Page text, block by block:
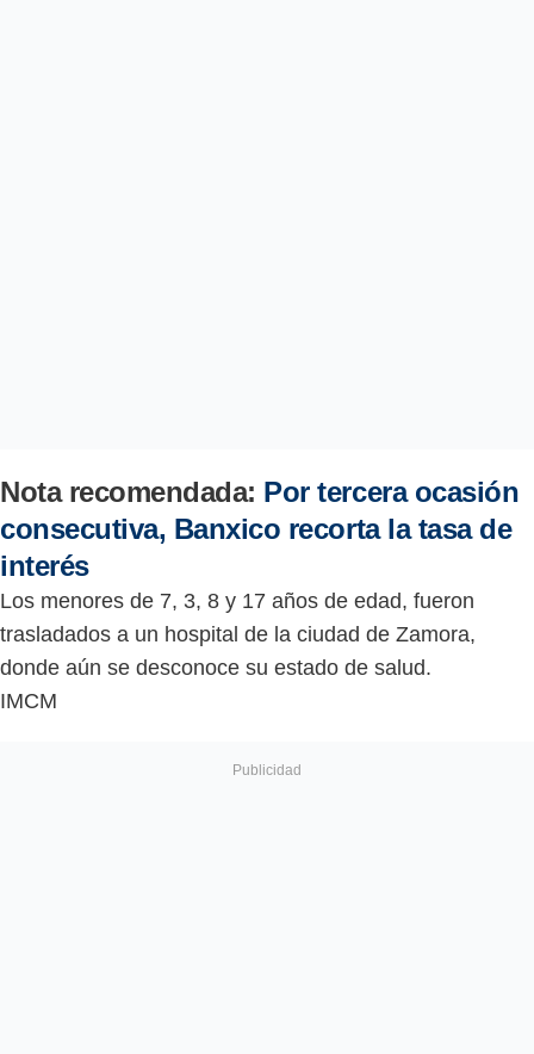
Nota recomendada: Por tercera ocasión
consecutiva, Banxico recorta la tasa de
interés
Los menores de 7, 3, 8 y 17 años de edad, fueron
trasladados a un hospital de la ciudad de Zamora,
donde aún se desconoce su estado de salud.
IMCM